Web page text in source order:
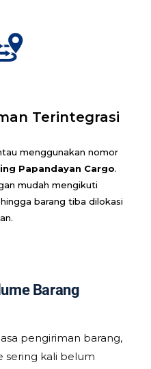
Terintegrasi
menggunakan nomor
Papandayan Cargo.
mudah mengikuti
barang tiba dilokasi
Barang
pengiriman barang,
sering kali belum